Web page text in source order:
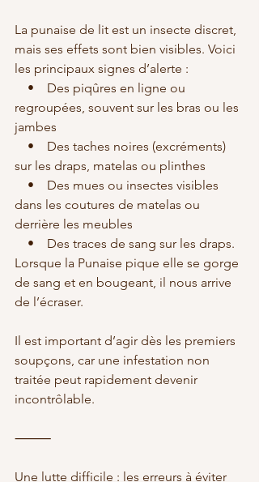
La punaise de lit est un insecte discret,
mais ses effets sont bien visibles. Voici
les principaux signes d’alerte :
•    Des piqûres en ligne ou
regroupées, souvent sur les bras ou les
jambes
•    Des taches noires (excréments)
sur les draps, matelas ou plinthes
•    Des mues ou insectes visibles
dans les coutures de matelas ou
derrière les meubles
•    Des traces de sang sur les draps.
Lorsque la Punaise pique elle se gorge
de sang et en bougeant, il nous arrive
de l’écraser.
Il est important d’agir dès les premiers
soupçons, car une infestation non
traitée peut rapidement devenir
incontrôlable.
⸻
Une lutte difficile : les erreurs à éviter